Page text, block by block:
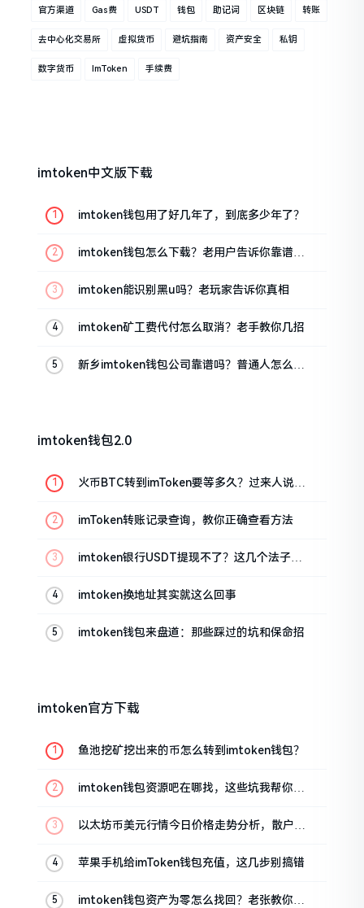
官方渠道 Gas费 USDT 钱包 助记词 区块链 转账
去中心化交易所 虚拟货币 避坑指南 资产安全 私钥
数字货币 ImToken 手续费
imtoken中文版下载
imtoken钱包用了好几年了，到底多少年了？
imtoken钱包怎么下载？老用户告诉你靠谱渠
imtoken能识别黑u吗？老玩家告诉你真相
imtoken矿工费代付怎么取消？老手教你几招
新乡imtoken钱包公司靠谱吗？普通人怎么避
imtoken钱包2.0
火币BTC转到imToken要等多久？过来人说说
imToken转账记录查询，教你正确查看方法
imtoken银行USDT提现不了？这几个法子能
imtoken换地址其实就这么回事
imtoken钱包来盘道：那些踩过的坑和保命招
imtoken官方下载
鱼池挖矿挖出来的币怎么转到imtoken钱包？
imtoken钱包资源吧在哪找，这些坑我帮你趟
以太坊币美元行情今日价格走势分析，散户如
苹果手机给imToken钱包充值，这几步别搞错
imtoken钱包资产为零怎么找回？老张教你几